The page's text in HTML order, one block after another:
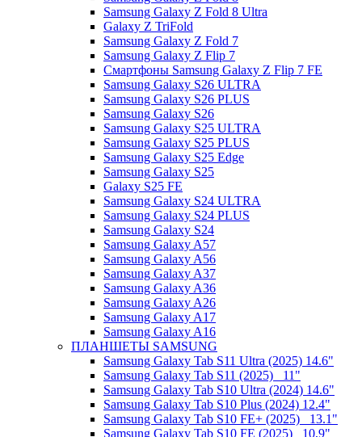
Samsung Galaxy Z Fold 8 Ultra
Galaxy Z TriFold
Samsung Galaxy Z Fold 7
Samsung Galaxy Z Flip 7
Смартфоны Samsung Galaxy Z Flip 7 FE
Samsung Galaxy S26 ULTRA
Samsung Galaxy S26 PLUS
Samsung Galaxy S26
Samsung Galaxy S25 ULTRA
Samsung Galaxy S25 PLUS
Samsung Galaxy S25 Edge
Samsung Galaxy S25
Galaxy S25 FE
Samsung Galaxy S24 ULTRA
Samsung Galaxy S24 PLUS
Samsung Galaxy S24
Samsung Galaxy A57
Samsung Galaxy A56
Samsung Galaxy A37
Samsung Galaxy A36
Samsung Galaxy A26
Samsung Galaxy A17
Samsung Galaxy A16
ПЛАНШЕТЫ SAMSUNG
Samsung Galaxy Tab S11 Ultra (2025) 14.6"
Samsung Galaxy Tab S11 (2025) _11"
Samsung Galaxy Tab S10 Ultra (2024) 14.6"
Samsung Galaxy Tab S10 Plus (2024) 12.4"
Samsung Galaxy Tab S10 FE+ (2025)_ 13.1"
Samsung Galaxy Tab S10 FE (2025)_ 10,9"